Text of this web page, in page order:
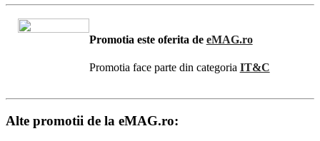
Promotia este oferita de eMAG.ro
Promotia face parte din categoria IT&C
Alte promotii de la eMAG.ro: